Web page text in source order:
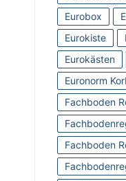
Eurobox
Eurokiste
Eurokästen
Euronorm
Fachboden
Fachboden